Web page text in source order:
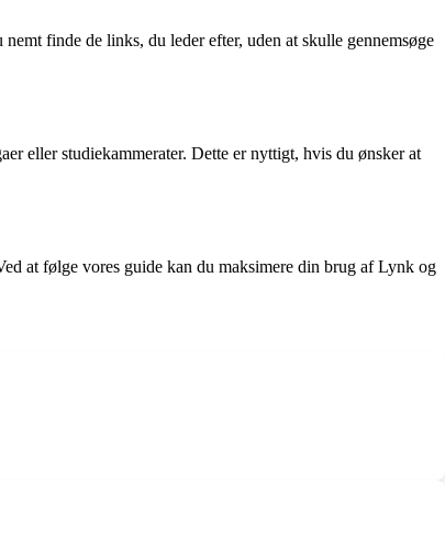
finde de links, du leder efter, uden at skulle gennemsøge
eller studiekammerater. Dette er nyttigt, hvis du ønsker at
at følge vores guide kan du maksimere din brug af Lynk og